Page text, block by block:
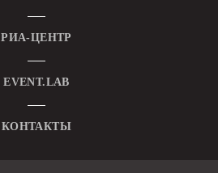
РИА-ЦЕНТР
EVENT.LAB
КОНТАКТЫ